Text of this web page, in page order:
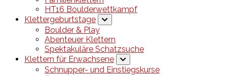
HT16 Boulderwettkampf
Klettergeburtstage
Boulder & Play
Abenteuer Klettern
Spektakuläre Schatzsuche
Klettern für Erwachsene
Schnupper- und Einstiegskurse